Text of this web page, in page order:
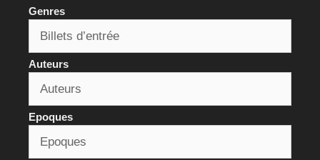
Genres
Auteurs
Epoques